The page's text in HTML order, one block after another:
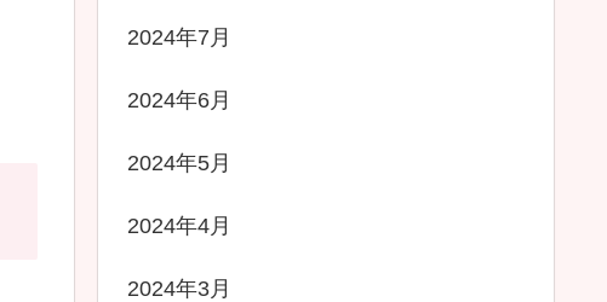
2024年7月
2024年6月
2024年5月
2024年4月
2024年3月